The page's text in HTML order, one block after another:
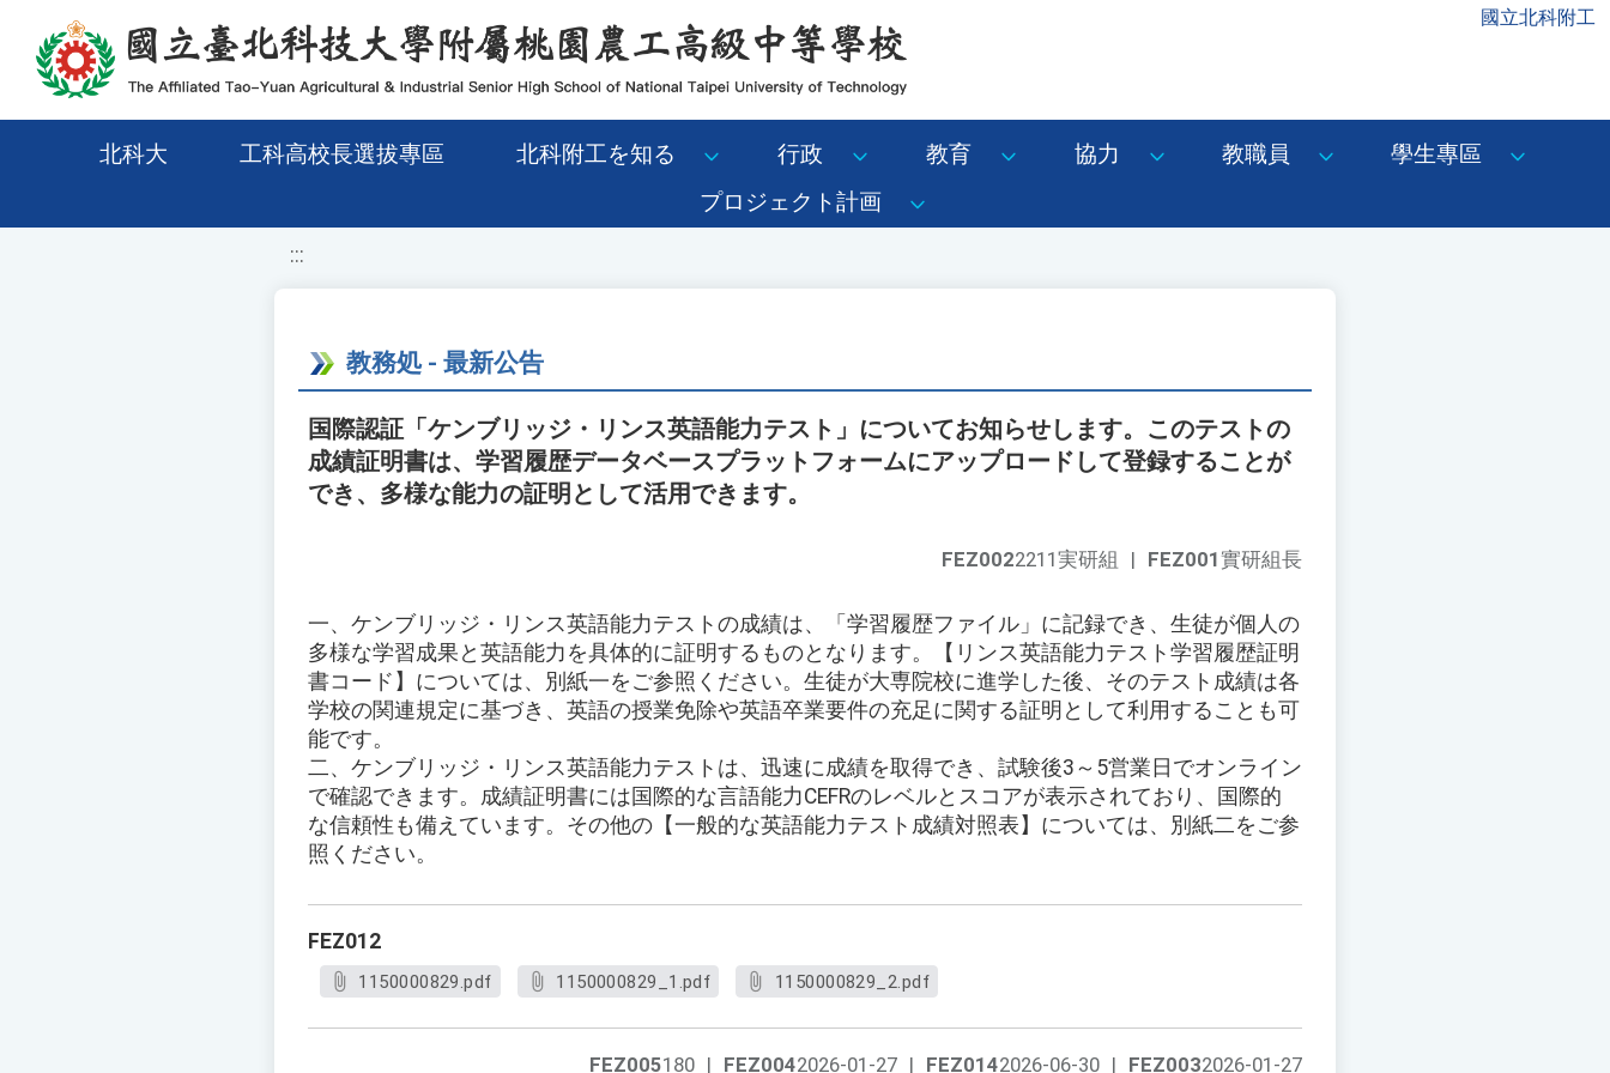
移至網頁之主要內容區位置 國立北科附工
北科大 工科高校長選拔專區 北科附工を知る 行政 教育 協力 教職員
學生專區
プロジェクト計画
:::
教務処 - 最新公告
国際認証「ケンブリッジ・リンス英語能力テスト」についてお知らせします。このテストの
成績証明書は、学習履歴データベースプラットフォームにアップロードして登録することが
でき、多様な能力の証明として活用できます。
FEZ001實研組長
FEZ0022211実研組 |
一、ケンブリッジ・リンス英語能力テストの成績は、「学習履歴ファイル」に記録でき、生徒が個人の
多様な学習成果と英語能力を具体的に証明するものとなります。【リンス英語能力テスト学習履歴証明
書コード】については、別紙一をご参照ください。生徒が大専院校に進学した後、そのテスト成績は各
学校の関連規定に基づき、英語の授業免除や英語卒業要件の充足に関する証明として利用することも可
能です。
二、ケンブリッジ・リンス英語能力テストは、迅速に成績を取得でき、試験後3～5営業日でオンライン
で確認できます。成績証明書には国際的な言語能力CEFRのレベルとスコアが表示されており、国際的
な信頼性も備えています。その他の【一般的な英語能力テスト成績対照表】については、別紙二をご参
照ください。
FEZ012
1150000829.pdf 1150000829_1.pdf 1150000829_2.pdf
FEZ0032026-01-27
FEZ0142026-06-30 |
FEZ0042026-01-27 |
FEZ005180 |